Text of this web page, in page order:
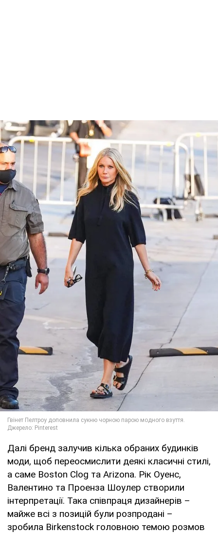
Далі бренд залучив кілька обраних будинків
моди, щоб переосмислити деякі класичні стилі,
а саме Boston Clog та Arizona. Рік Оуенс,
Валентино та Проенза Шоулер створили
інтерпретації. Така співпраця дизайнерів –
майже всі з позицій були розпродані –
зробила Birkenstock головною темою розмов